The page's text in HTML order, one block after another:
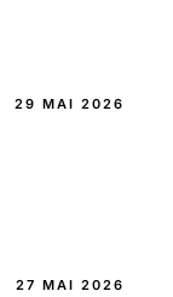
29 MAI 2026
27 MAI 2026